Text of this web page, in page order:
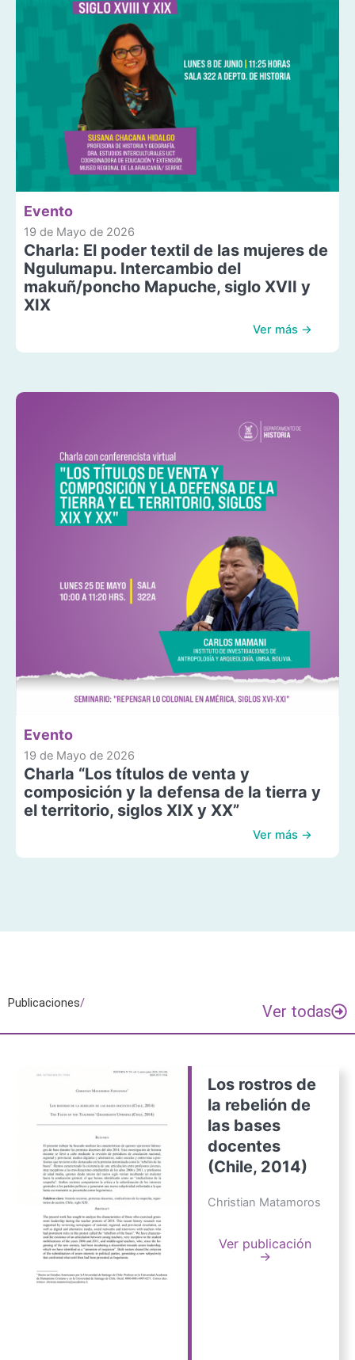
Evento
19 de Mayo de 2026
Charla: El poder textil de las mujeres de
Ngulumapu. Intercambio del
makuñ/poncho Mapuche, siglo XVII y
XIX
Ver más →
Evento
19 de Mayo de 2026
Charla “Los títulos de venta y
composición y la defensa de la tierra y
el territorio, siglos XIX y XX”
Ver más →
Publicaciones/ Ver todas
Los rostros de
la rebelión de
las bases
docentes
(Chile, 2014)
Christian Matamoros
Ver publicación
→